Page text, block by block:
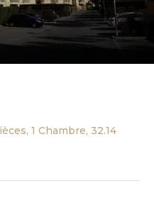
1 Chambre, 32.14